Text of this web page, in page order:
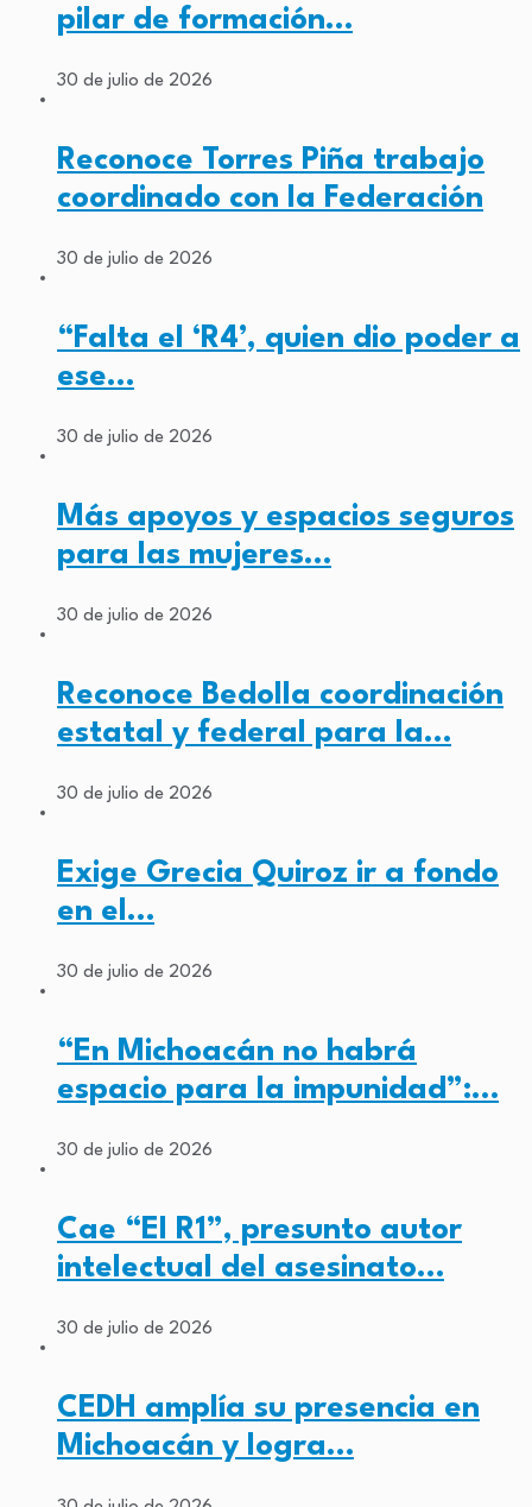
pilar de formación…
30 de julio de 2026
Reconoce Torres Piña trabajo
coordinado con la Federación
30 de julio de 2026
“Falta el ‘R4’, quien dio poder a
ese…
30 de julio de 2026
Más apoyos y espacios seguros
para las mujeres…
30 de julio de 2026
Reconoce Bedolla coordinación
estatal y federal para la…
30 de julio de 2026
Exige Grecia Quiroz ir a fondo
en el…
30 de julio de 2026
“En Michoacán no habrá
espacio para la impunidad”:…
30 de julio de 2026
Cae “El R1”, presunto autor
intelectual del asesinato…
30 de julio de 2026
CEDH amplía su presencia en
Michoacán y logra…